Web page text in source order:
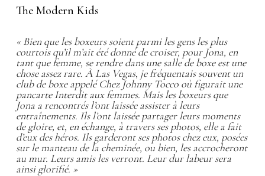
The Modern Kids
« Bien que les boxeurs soient parmi les gens les plus
courtois qu’il m’ait été donné de croiser, pour Jona, en
tant que femme, se rendre dans une salle de boxe est une
chose assez rare. À Las Vegas, je fréquentais souvent un
club de boxe appelé Chez Johnny Tocco où figurait une
pancarte Interdit aux femmes. Mais les boxeurs que
Jona a rencontrés l’ont laissée assister à leurs
entraînements. Ils l’ont laissée partager leurs moments
de gloire, et, en échange, à travers ses photos, elle a fait
d’eux des héros. Ils garderont ses photos chez eux, posées
sur le manteau de la cheminée, ou bien, les accrocheront
au mur. Leurs amis les verront. Leur dur labeur sera
ainsi glorifié. »